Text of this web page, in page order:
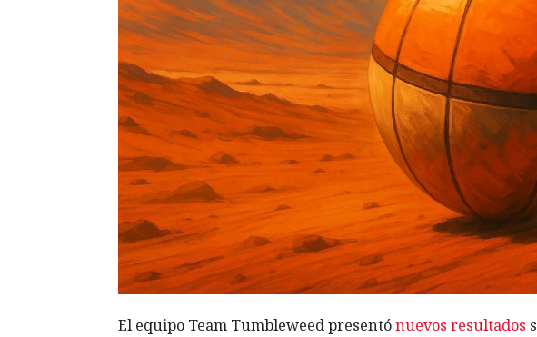
El equipo Team Tumbleweed presentónuevos resultados